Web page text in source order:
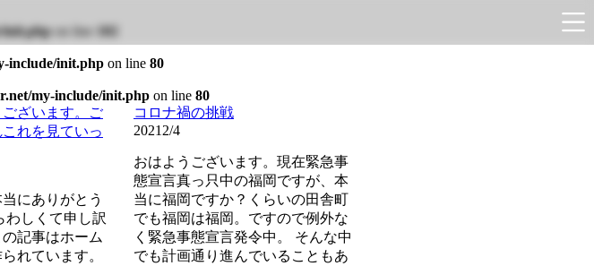
init.phpon line 102
include/init.php on line 80
my-include/init.php on line 80
ざいます。ご
れを見ていっ
にありがとう
わしくて申し訳
記事はホーム
れています。
コロナ禍の挑戦
2021 2/4
おはようございます。現在緊急事
態宣言真っ只中の福岡ですが、本
当に福岡ですか？くらいの田舎町
でも福岡は福岡。ですので例外な
く緊急事態宣言発令中。 そんな中
でも計画通り進んでいることもあ